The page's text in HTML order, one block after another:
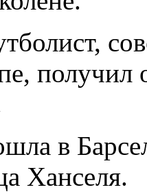
получил
в
Ханселя.